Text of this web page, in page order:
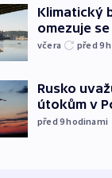
Klimatický
omezuje
včera před 9
Rusko
útokům v
před 9hodinami